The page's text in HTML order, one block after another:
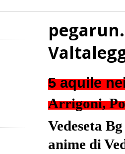
5 aquile
Arrigoni,
Vedeseta
anime di